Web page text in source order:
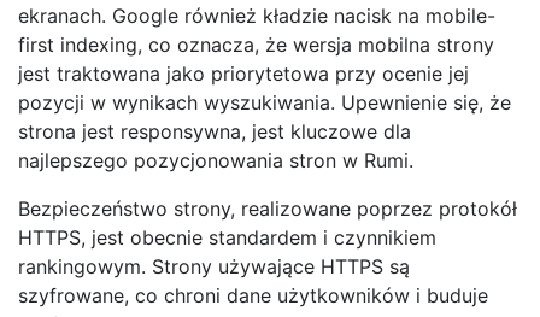
ekranach. Google również kładzie nacisk na mobile-
first indexing, co oznacza, że wersja mobilna strony
jest traktowana jako priorytetowa przy ocenie jej
pozycji w wynikach wyszukiwania. Upewnienie się, że
strona jest responsywna, jest kluczowe dla
najlepszego pozycjonowania stron w Rumi.
Bezpieczeństwo strony, realizowane poprzez protokół
HTTPS, jest obecnie standardem i czynnikiem
rankingowym. Strony używające HTTPS są
szyfrowane, co chroni dane użytkowników i buduje